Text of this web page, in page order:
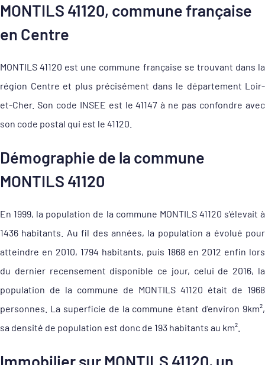
MONTILS 41120, commune française
en Centre
MONTILS 41120 est une commune française se trouvant dans la
région Centre et plus précisément dans le département Loir-
et-Cher. Son code INSEE est le 41147 à ne pas confondre avec
son code postal qui est le 41120.
Démographie de la commune
MONTILS 41120
En 1999, la population de la commune MONTILS 41120 s'élevait à
1436 habitants. Au fil des années, la population a évolué pour
atteindre en 2010, 1794 habitants, puis 1868 en 2012 enfin lors
du dernier recensement disponible ce jour, celui de 2016, la
population de la commune de MONTILS 41120 était de 1968
personnes. La superficie de la commune étant d'environ 9km²,
sa densité de population est donc de 193 habitants au km².
Immobilier sur MONTILS 41120, un